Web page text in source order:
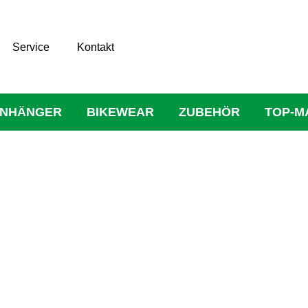
Service Kontakt
BIKEWEAR ZUBEHÖR TOP-